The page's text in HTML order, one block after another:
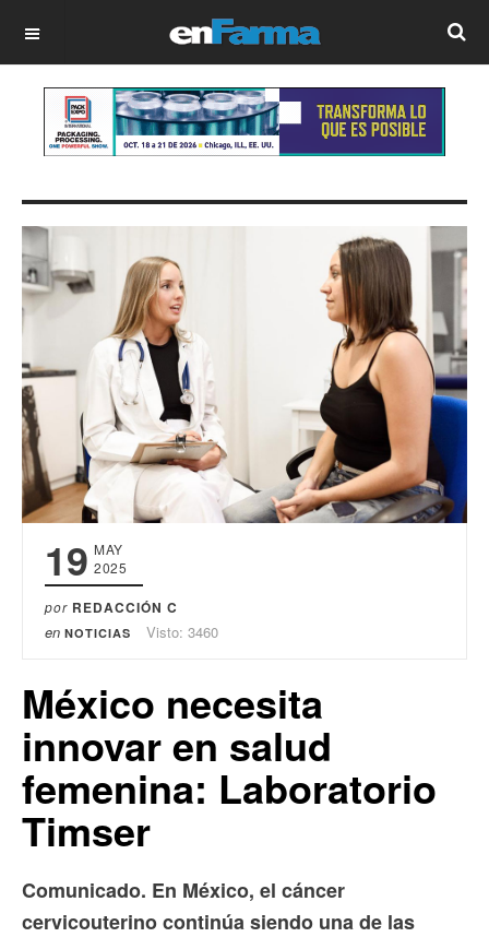
OFF CANVAS
19 MAY
2025
por REDACCIÓN C
en NOTICIAS Visto: 3460
México necesita
innovar en salud
femenina: Laboratorio
Timser
Comunicado. En México, el cáncer
cervicouterino continúa siendo una de las